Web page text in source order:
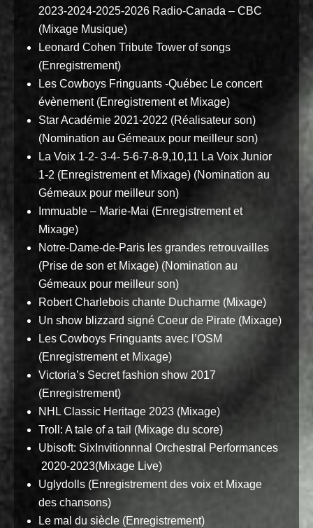
2023-2024-2025-2026 Radio-Canada – CBC
(Mixage Musique)
Leonard Cohen Tribute Tower of songs
(Enregistrement)
Les Cowboys Fringuants -Québec Le concert
évènement (Enregistrement et Mixage)
Star Académie 2021-2022 (Réalisateur son)
(Nomination au Gémeaux pour meilleur son)
La Voix 1-2- 3-4- 5-6-7-8-9,10,11 La Voix Junior
1-2 (Enregistrement et Mixage) (Nomination au
Gémeaux pour meilleur son)
Immuable – Marie-Mai (Enregistrement et
Mixage)
Notre-Dame-de-Paris les grandes retrouvailles
(Prise de son et Mixage) (Nomination au
Gémeaux pour meilleur son)
Robert Charlebois chante Ducharme (Mixage)
Un show blizzard signé Coeur de Pirate (Mixage)
Les Cowboys Fringuants avec l’OSM
(Enregistrement et Mixage)
Victoria’s Secret fashion show 2017
(Enregistrement)
NHL Classic Heritage 2023 (Mixage)
Troll: A tale of a tail (Mixage du score)
Ubisoft: SixInvitionnnal Orchestral Performances
2020-2023(Mixage Live)
Uglydolls (Enregistrement des voix et Mixage
des chansons)
Le mal du siècle (Enregistrement)